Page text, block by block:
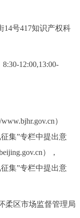
PORTUGUÊS
号417知识产权科
12:00,13:00-
）
集”专栏中提出意
），
集”专栏中提出意
柔区市场监督管理局